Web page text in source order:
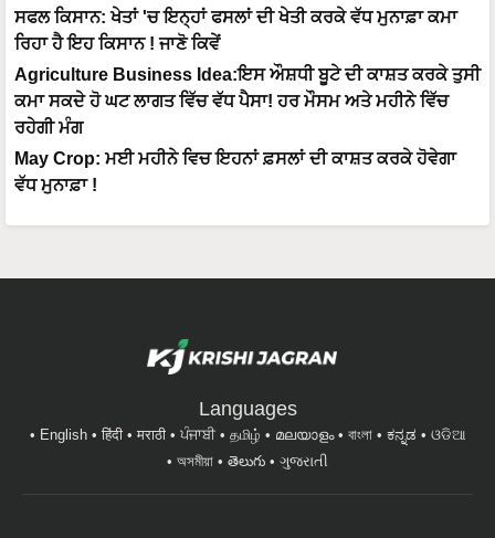
ਸਫਲ ਕਿਸਾਨ: ਖੇਤਾਂ 'ਚ ਇਨ੍ਹਾਂ ਫਸਲਾਂ ਦੀ ਖੇਤੀ ਕਰਕੇ ਵੱਧ ਮੁਨਾਫ਼ਾ ਕਮਾ
ਰਿਹਾ ਹੈ ਇਹ ਕਿਸਾਨ ! ਜਾਣੋ ਕਿਵੇਂ
Agriculture Business Idea:ਇਸ ਔਸ਼ਧੀ ਬੂਟੇ ਦੀ ਕਾਸ਼ਤ ਕਰਕੇ ਤੁਸੀ
ਕਮਾ ਸਕਦੇ ਹੋ ਘਟ ਲਾਗਤ ਵਿੱਚ ਵੱਧ ਪੈਸਾ! ਹਰ ਮੌਸਮ ਅਤੇ ਮਹੀਨੇ ਵਿੱਚ
ਰਹੇਗੀ ਮੰਗ
May Crop: ਮਈ ਮਹੀਨੇ ਵਿਚ ਇਹਨਾਂ ਫ਼ਸਲਾਂ ਦੀ ਕਾਸ਼ਤ ਕਰਕੇ ਹੋਵੇਗਾ
ਵੱਧ ਮੁਨਾਫ਼ਾ !
Languages
English हिंदी मराठी ਪੰਜਾਬੀ தமிழ் മലയാളം বাংলা ಕನ್ನಡ
ଓଡିଆ
অসমীয়া
తెలుగు ગુજરાતી